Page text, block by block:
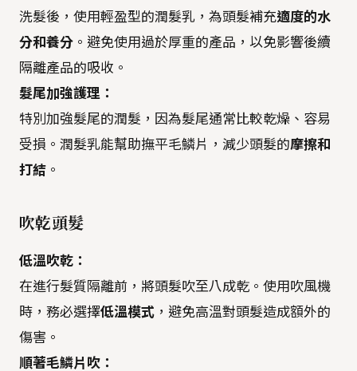
洗髮後，使用輕盈型的潤髮乳，為頭髮補充適度的水
分和養分 。避免使用過於厚重的產品，以免影響後續
隔離產品的吸收。
髮尾加強護理：
特別加強髮尾的潤髮，因為髮尾通常比較乾燥、容易
受損。潤髮乳能幫助撫平毛鱗片，減少頭髮的摩擦和
打結 。
吹乾頭髮
低溫吹乾：
在進行髮質隔離前，將頭髮吹至八成乾。使用吹風機
時，務必選擇低溫模式 ，避免高溫對頭髮造成額外的
傷害。
順著毛鱗片吹：